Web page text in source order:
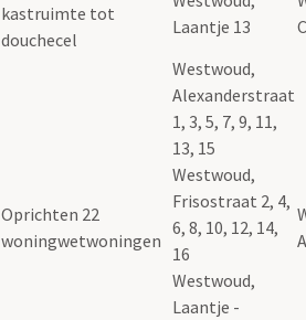
kastruimte tot
douchecel
Laantje 13
Oprichten 22
woningwetwoningen
Westwoud,
Alexanderstraat
1, 3, 5, 7, 9, 11,
13, 15
Westwoud,
Frisostraat 2, 4,
6, 8, 10, 12, 14,
16
Westwoud,
Laantje -